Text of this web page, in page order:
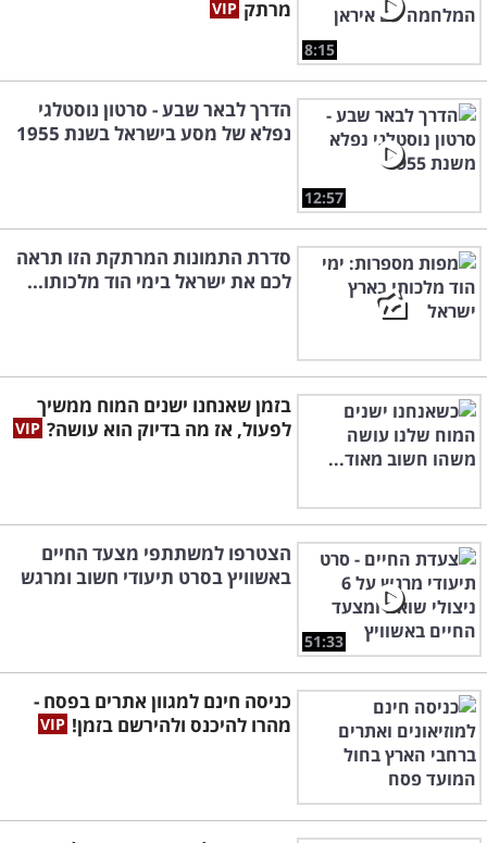
8:15
מרתק
12:57
הדרך לבאר שבע - סרטון נוסטלגי
נפלא של מסע בישראל בשנת 1955
סדרת התמונות המרתקת הזו תראה
לכם את ישראל בימי הוד מלכותו...
בזמן שאנחנו ישנים המוח ממשיך
לפעול, אז מה בדיוק הוא עושה?
51:33
הצטרפו למשתתפי מצעד החיים
באשוויץ בסרט תיעודי חשוב ומרגש
כניסה חינם למגוון אתרים בפסח -
מהרו להיכנס ולהירשם בזמן!